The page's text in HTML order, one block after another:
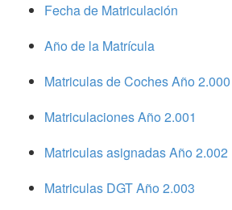
Fecha de Matriculación
Año de la Matrícula
Matriculas de Coches Año 2.000
Matriculaciones Año 2.001
Matriculas asignadas Año 2.002
Matriculas DGT Año 2.003